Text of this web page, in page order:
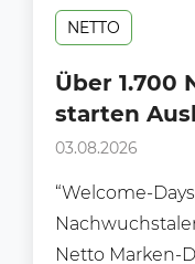
NETTO
Über 1.700
starten
Marken-
03.08.2026
“Welcome-
Netto Marken-